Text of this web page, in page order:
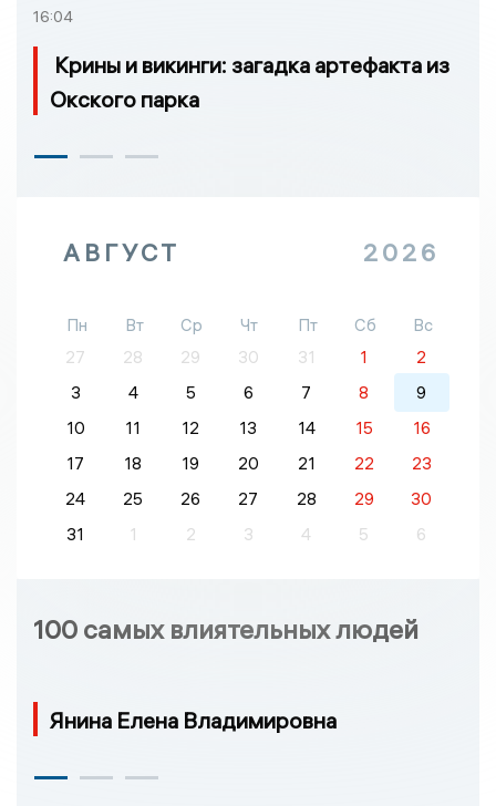
16:04
Крины и викинги: загадка артефакта из
Окского парка
АВГУСТ 2026
Пн Вт Ср Чт Пт Сб
Вс
27
28 29 30 31 1
2
3
4 5 6 7 8
9
10
11 12 13 14 15
16
17
18 19 20 21 22
23
24
25 26 27 28 29
30
31
1 2 3 4 5 6
100 самых влиятельных людей
Янина Елена Владимировна